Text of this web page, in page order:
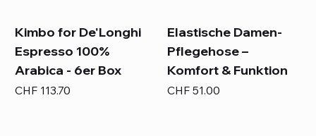
Kimbo for De'Longhi
Espresso 100%
Arabica - 6er Box
Preis
CHF 113.70
Elastische Damen-
Pflegehose –
Komfort & Funktion
Preis
CHF 51.00